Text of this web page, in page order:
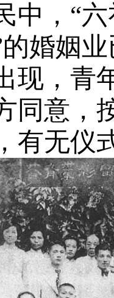
中，“
婚姻
现，青
同意，
有无仪